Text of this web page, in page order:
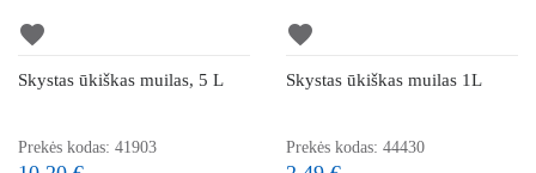
favorite
Skystas ūkiškas muilas, 5 L
Prekės kodas: 41903
favorite
Skystas ūkiškas muilas 1L
Prekės kodas: 44430